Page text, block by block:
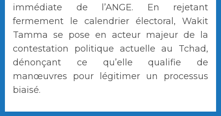
immédiate de l’ANGE. En rejetant
fermement le calendrier électoral, Wakit
Tamma se pose en acteur majeur de la
contestation politique actuelle au Tchad,
dénonçant ce qu’elle qualifie de
manœuvres pour légitimer un processus
biaisé.